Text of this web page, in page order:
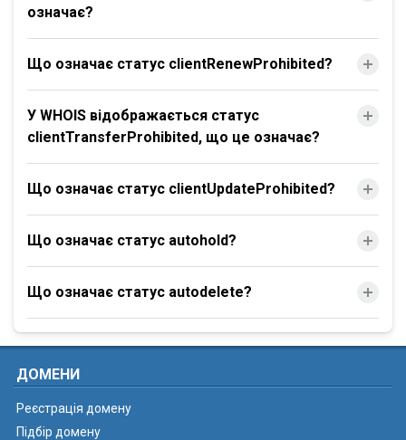
означає?
Що означає статус clientRenewProhibited?
У WHOIS відображається статус
clientTransferProhibited, що це означає?
Що означає статус clientUpdateProhibited?
Що означає статус autohold?
Що означає статус autodelete?
ДОМЕНИ
Реєстрація домену
Підбір домену